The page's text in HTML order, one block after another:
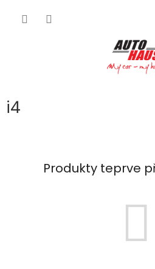
i4
Produkty teprve